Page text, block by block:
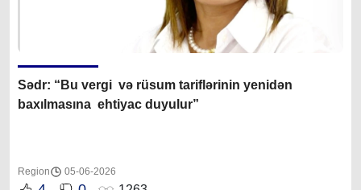
Sədr: “Bu vergi və rüsum tariflərinin yenidən
baxılmasına ehtiyac duyulur”
Region 05-06-2026